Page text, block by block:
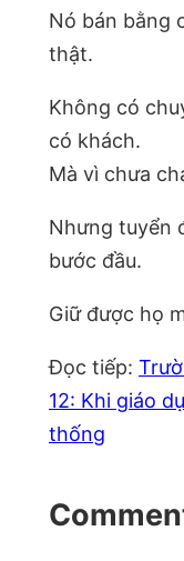
Nó bán bằng
thật.
Không có
có khách.
Mà vì chưa
Nhưng tuyển
bước đầu.
Giữ được họ
Đọc tiếp:
12: Khi giáo
thống